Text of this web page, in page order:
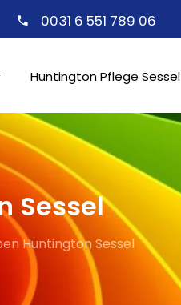
0031 6 551 789 06
Huntington Pflege Sessel
Sessel
Huntington Sessel